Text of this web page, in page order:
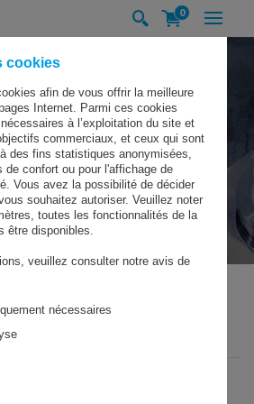
cookies
afin de vous offrir la meilleure
Internet. Parmi ces cookies
à l’exploitation du site et
commerciaux, et ceux qui sont
des fins statistiques anonymisées,
de confort ou pour l'affichage de
Vous avez la possibilité de décider
souhaitez autoriser. Veuillez noter
toutes les fonctionnalités de la
être disponibles.
veuillez consulter notre avis de
nécessaires
0
D'OUTILS INTERNE